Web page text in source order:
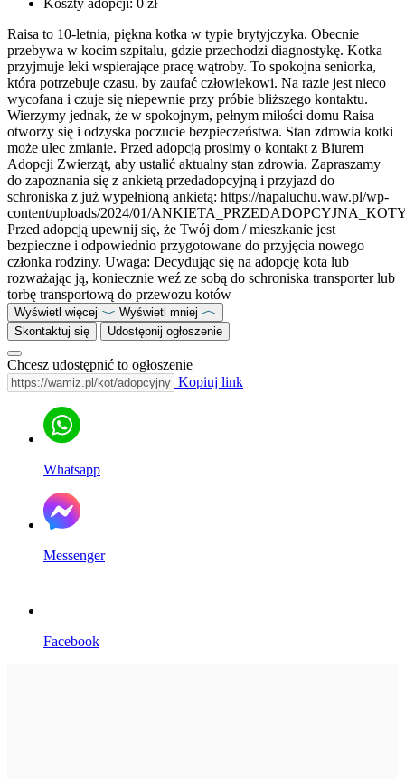
Raisa to 10-letnia, piękna kotka w typie brytyjczyka. Obecnie
przebywa w kocim szpitalu, gdzie przechodzi diagnostykę. Kotka
przyjmuje leki wspierające pracę wątroby. To spokojna seniorka,
która potrzebuje czasu, by zaufać człowiekowi. Na razie jest nieco
wycofana i czuje się niepewnie przy próbie bliższego kontaktu.
Wierzymy jednak, że w spokojnym, pełnym miłości domu Raisa
otworzy się i odzyska poczucie bezpieczeństwa. Stan zdrowia kotki
może ulec zmianie. Przed adopcją prosimy o kontakt z Biurem
Adopcji Zwierząt, aby ustalić aktualny stan zdrowia. Zapraszamy
do zapoznania się z ankietą przedadopcyjną i przyjazd do
schroniska z już wypełnioną ankietą: https://napaluchu.waw.pl/wp-
content/uploads/2024/01/
Przed adopcją upewnij się, że Twój dom / mieszkanie jest
bezpieczne i odpowiednio przygotowane do przyjęcia nowego
członka rodziny. Uwaga: Decydując się na adopcję kota lub
rozważając ją, koniecznie weź ze sobą do schroniska transporter lub
torbę transportową do przewozu kotów
Wyświetl więcej
Wyświetl mniej
Skontaktuj się
Udostępnij ogłoszenie
Chcesz udostępnić to ogłoszenie
Kopiuj link
Whatsapp
Messenger
Facebook